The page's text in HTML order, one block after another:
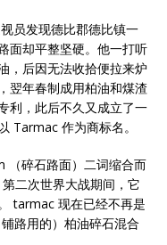
员发现德比郡德比镇一
面却平整坚硬。他一打听
，后因无法收拾便拉来炉
翌年春制成用柏油和煤渣
利，此后不久又成立了一
Tarmac 作为商标名。
（碎石路面）二词缩合而
二次世界大战期间，它
tarmac 现在已经不再是
路用的）柏油碎石混合